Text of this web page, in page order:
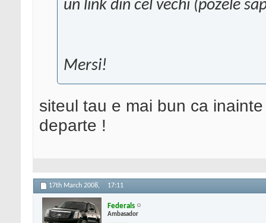
un link din cel vechi (pozele
Mersi!
siteul tau e mai bun ca
departe !
17th March 2008, 17:11
Federals
Ambasador